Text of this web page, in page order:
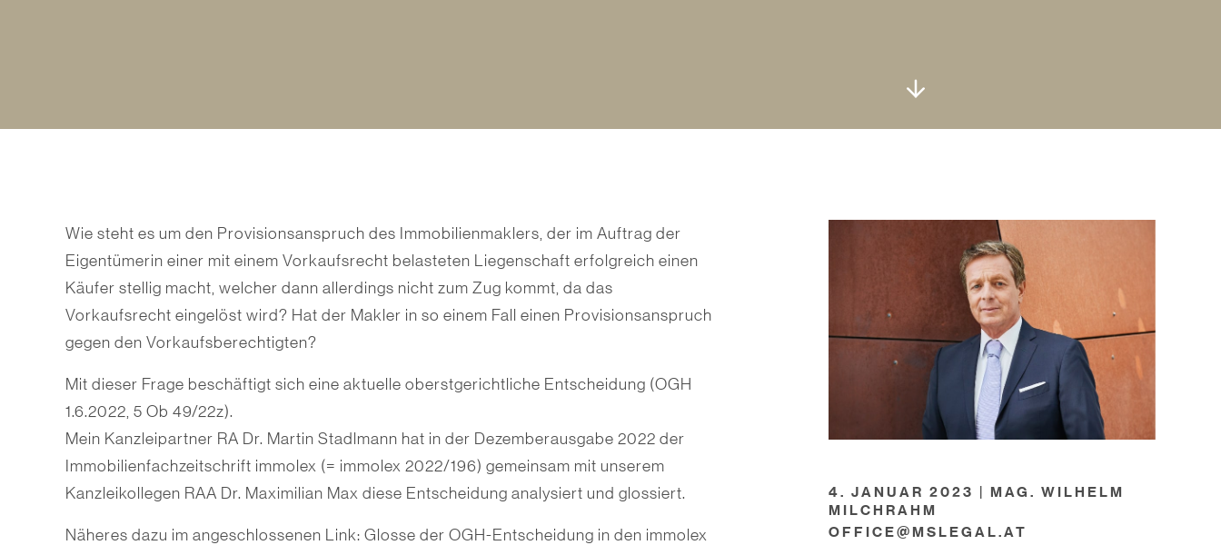
4. JANUAR 2023 | MAG. WILHELM
MILCHRAHM
OFFICE@MSLEGAL.AT
Wie steht es um den Provisionsanspruch des Immobilienmaklers, der im Auftrag der
Eigentümerin einer mit einem Vorkaufsrecht belasteten Liegenschaft erfolgreich einen
Käufer stellig macht, welcher dann allerdings nicht zum Zug kommt, da das
Vorkaufsrecht eingelöst wird? Hat der Makler in so einem Fall einen Provisionsanspruch
gegen den Vorkaufsberechtigten?
Mit dieser Frage beschäftigt sich eine aktuelle oberstgerichtliche Entscheidung (OGH
1.6.2022, 5 Ob 49/22z).
Mein Kanzleipartner RA Dr. Martin Stadlmann hat in der Dezemberausgabe 2022 der
Immobilienfachzeitschrift immolex (= immolex 2022/196) gemeinsam mit unserem
Kanzleikollegen RAA Dr. Maximilian Max diese Entscheidung analysiert und glossiert.
Näheres dazu im angeschlossenen Link: Glosse der OGH-Entscheidung in den immolex